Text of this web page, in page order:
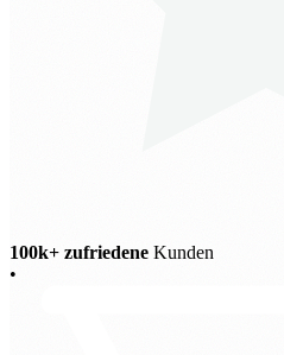
100k+ zufriedene Kunden
•